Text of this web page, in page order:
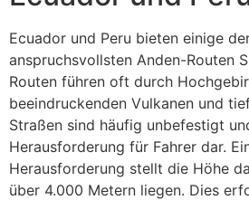
Ecuador und Peru bieten einige
anspruchsvollsten Anden-Routen
Routen führen oft durch
beeindruckenden Vulkanen und
Straßen sind häufig unbefestigt
Herausforderung für Fahrer dar.
Herausforderung stellt die Höhe
über 4.000 Metern liegen. Dies